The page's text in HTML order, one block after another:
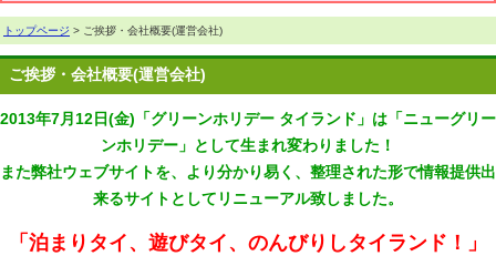
トップページ > ご挨拶・会社概要(運営会社)
ご挨拶・会社概要(運営会社)
2013年7月12日(金)「グリーンホリデー タイランド」は「ニューグリー
ンホリデー」として生まれ変わりました！
また弊社ウェブサイトを、より分かり易く、整理された形で情報提供出
来るサイトとしてリニューアル致しました。
「泊まりタイ、遊びタイ、のんびりしタイランド！」